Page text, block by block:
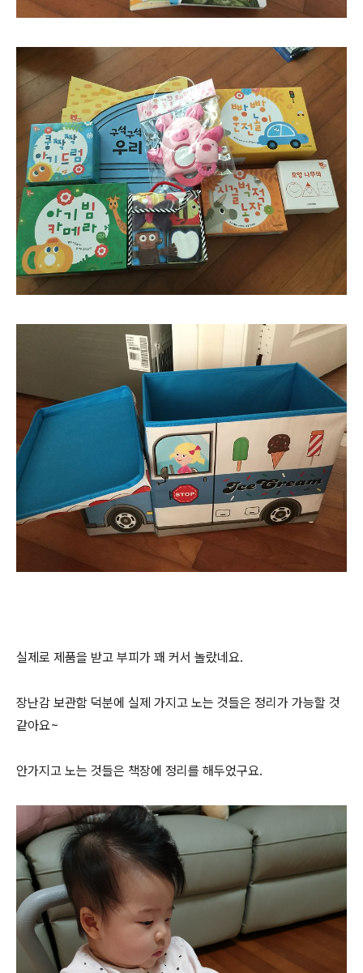
실제로 제품을 받고 부피가 꽤 커서 놀랐네요.
장난감 보관함 덕분에 실제 가지고 노는 것들은 정리가 가능할 것
같아요~
안가지고 노는 것들은 책장에 정리를 해두었구요.